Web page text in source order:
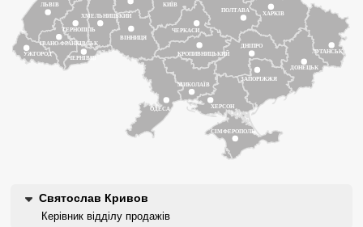
ЛЬВІВ КИЇВ
ДНІПРО
ЗАПОРІЖЖЯ
ВІННИЦЯ
ЧЕРКАСИ
УЖГОРОД
ІВАНО-ФРАНКІВСЬК
ТЕРНОПІЛЬ
ХМЕЛЬНИЦЬКИЙ
ЧЕРНІВЦІ
КРОПИВНИЦЬКИЙ
ОДЕСА
МИКОЛАЇВ
ХЕРСОН
ПОЛТАВА ХАРКІВ
ЛУГАНСЬК
ДОНЕЦЬК
СІМФЕРОПОЛЬ
Святослав Кривов
Керівник відділу продажів